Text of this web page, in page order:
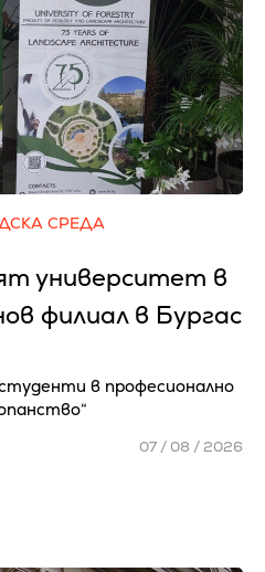
СРЕДА
университет в
филиал в Бургас
в професионално
07 / 08 / 2026